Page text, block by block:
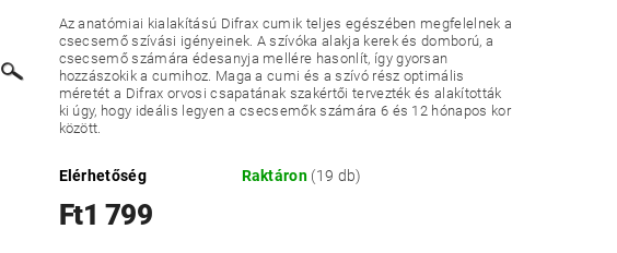
Az anatómiai kialakítású Difrax cumik teljes egészében megfelelnek a
csecsemő szívási igényeinek. A szívóka alakja kerek és domború, a
csecsemő számára édesanyja mellére hasonlít, így gyorsan
hozzászokik a cumihoz. Maga a cumi és a szívó rész optimális
méretét a Difrax orvosi csapatának szakértői tervezték és alakították
ki úgy, hogy ideális legyen a csecsemők számára 6 és 12 hónapos kor
között.
Elérhetőség Raktáron (19 db)
Ft1 799